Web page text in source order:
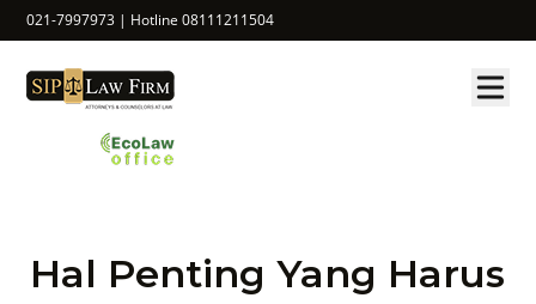
021-7997973 | Hotline 08111211504
Hal Penting Yang Harus